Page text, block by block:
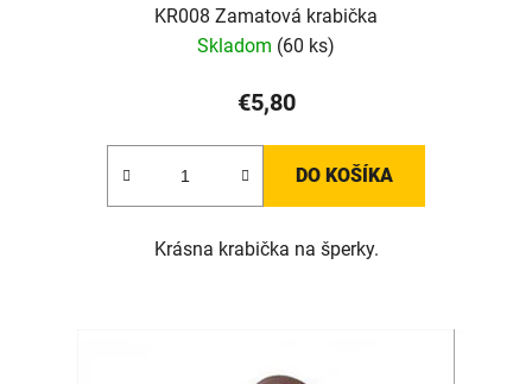
KR008 Zamatová krabička
Skladom (60 ks)
€5,80
DO KOŠÍKA
Krásna krabička na šperky.